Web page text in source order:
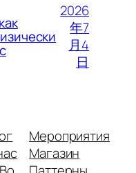
2026
年7
月4
日
Мероприятия
Магазин